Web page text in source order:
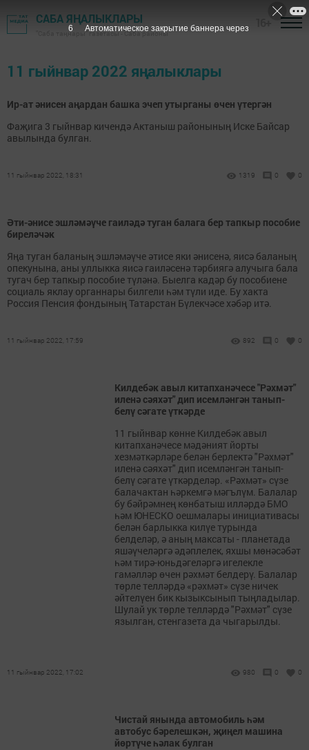
САБА ЯҢАЛЫКЛАРЫ
"Саба таңнары" газетасы - Саба районы
11 гыйнвар 2022 яңалыклары
Ир-ат әнисен аңардан башка эчеп утырганы өчен үтергән
Фаҗига 3 гыйнвар кичендә Актаныш районының Иске Байсар
авылында булган.
11 гыйнвар 2022, 18:31 1319 0 0
Әти-әнисе эшләмәүче гаиләдә туган балага бер тапкыр пособие
биреләчәк
Яңа туган баланың эшләмәүче әтисе яки әнисенә, яисә баланың
опекунына, аны уллыкка яисә гаиләсенә тәрбиягә алучыга бала
тугач бер тапкыр пособие түләнә. Быелга кадәр бу пособиене
социаль яклау органнары билгели һәм түли иде. Бу хакта
Россия Пенсия фондының Татарстан Бүлекчәсе хәбәр итә.
11 гыйнвар 2022, 17:59 892 0 0
Килдебәк авыл китапханәчесе "Рәхмәт"
иленә сәяхәт" дип исемләнгән танып-
белү сәгате үткәрде
11 гыйнвар көнне Килдебәк авыл
китапханәчесе мәдәният йорты
хезмәткәрләре белән берлектә "Рәхмәт"
иленә сәяхәт" дип исемләнгән танып-
белү сәгате үткәрделәр. «Рәхмәт» сүзе
балачактан һәркемгә мәгълүм. Балалар
бу бәйрәмнең көнбатыш илләрдә БМО
һәм ЮНЕСКО оешмалары инициативасы
белән барлыкка килүе турында
белделәр, ә аның максаты - планетада
яшәүчеләргә әдәплелек, яхшы мөнәсәбәт
һәм тирә-юньдәгеләргә игелекле
гамәлләр өчен рәхмәт белдерү. Балалар
төрле телләрдә «рәхмәт» сүзе ничек
әйтелүен бик кызыксынып тыңладылар.
Шулай ук төрле телләрдә "Рәхмәт" сүзе
язылган, стенгазета да чыгарылды.
11 гыйнвар 2022, 17:02 980 0 0
Чистай янында автомобиль һәм
автобус бәрелешкән, җиңел машина
йөртүче һәлак булган
5 Автоматическое закрытие баннера через